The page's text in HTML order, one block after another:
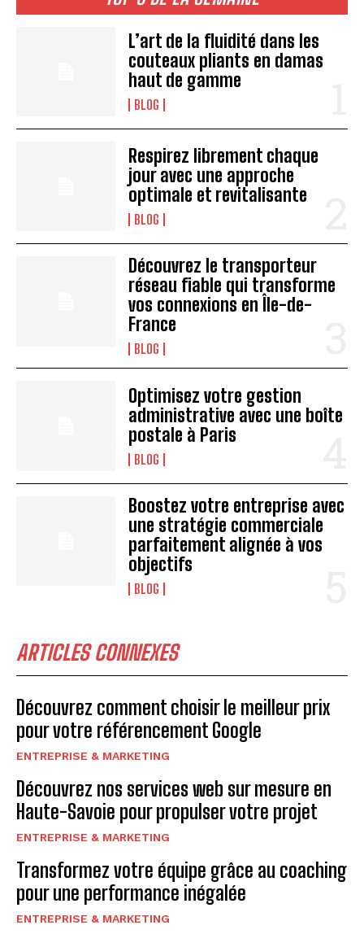
L’art de la fluidité dans les
couteaux pliants en damas
haut de gamme
BLOG
Respirez librement chaque
jour avec une approche
optimale et revitalisante
BLOG
Découvrez le transporteur
réseau fiable qui transforme
vos connexions en Île-de-
France
BLOG
Optimisez votre gestion
administrative avec une boîte
postale à Paris
BLOG
Boostez votre entreprise avec
une stratégie commerciale
parfaitement alignée à vos
objectifs
BLOG
ARTICLES CONNEXES
Découvrez comment choisir le meilleur prix
pour votre référencement Google
ENTREPRISE & MARKETING
Découvrez nos services web sur mesure en
Haute-Savoie pour propulser votre projet
ENTREPRISE & MARKETING
Transformez votre équipe grâce au coaching
pour une performance inégalée
ENTREPRISE & MARKETING